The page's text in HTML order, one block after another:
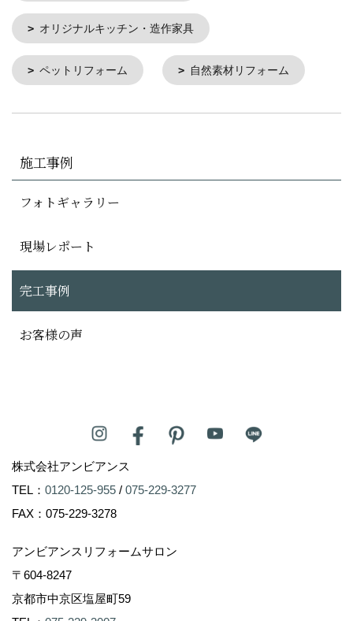
オリジナルキッチン・造作家具
ペットリフォーム 自然素材リフォーム
施工事例
フォトギャラリー
現場レポート
完工事例
お客様の声
株式会社アンビアンス
TEL： 0120-125-955 / 075-229-3277
FAX：075-229-3278
アンビアンスリフォームサロン
〒604-8247
京都市中京区塩屋町59